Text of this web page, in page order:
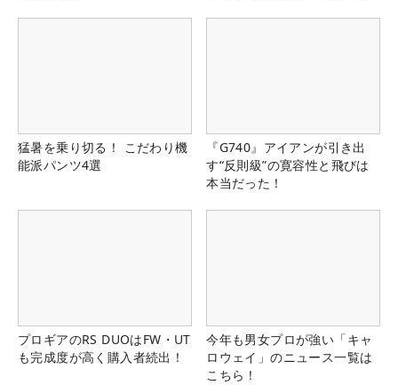
猛暑を乗り切る！ こだわり機
能派パンツ4選
『G740』アイアンが引き出
す“反則級”の寛容性と飛びは
本当だった！
プロギアのRS DUOはFW・UT
も完成度が高く購入者続出！
今年も男女プロが強い「キャ
ロウェイ」のニュース一覧は
こちら！